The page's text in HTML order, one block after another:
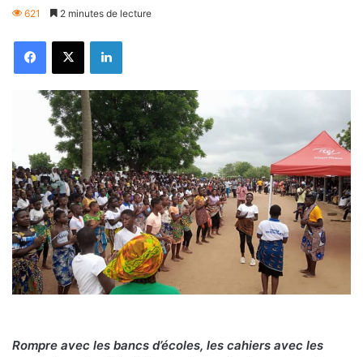
621 2 minutes de lecture
FacebookX Linkedin
Rompre avec les bancs d’écoles, les cahiers avec les